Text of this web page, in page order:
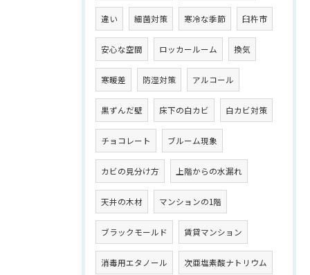
違い 細菌対策 寒冷な季節 臼杵市
安心な空間 ロッカールーム 換気
寒暖差 防湿対策 アルコール
黒ずんだ壁 床下の白カビ 白カビ対策
チョコレート ブルーム現象
カビの見分け方 上階からの水漏れ
天井の木材 マンションの1階
ブラックモールド 賃貸マンション
消毒用エタノール 次亜塩素酸ナトリウム